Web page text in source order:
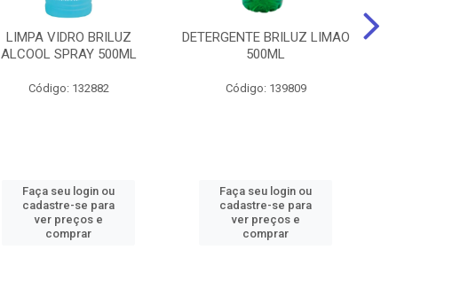
LIMPA VIDRO BRILUZ
ALCOOL SPRAY 500ML
Código: 132882
Faça seu login ou
cadastre-se para
ver preços e
comprar
DETERGENTE BRILUZ LIMAO
500ML
Código: 139809
Faça seu login ou
cadastre-se para
ver preços e
comprar